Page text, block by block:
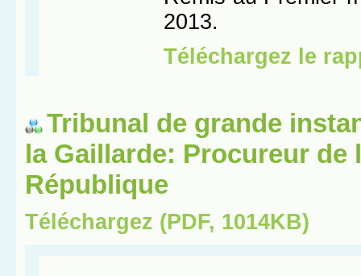
Tribunal de grande
la Gaillarde: Procureur de
République
Téléchargez (PDF, 1014KB)